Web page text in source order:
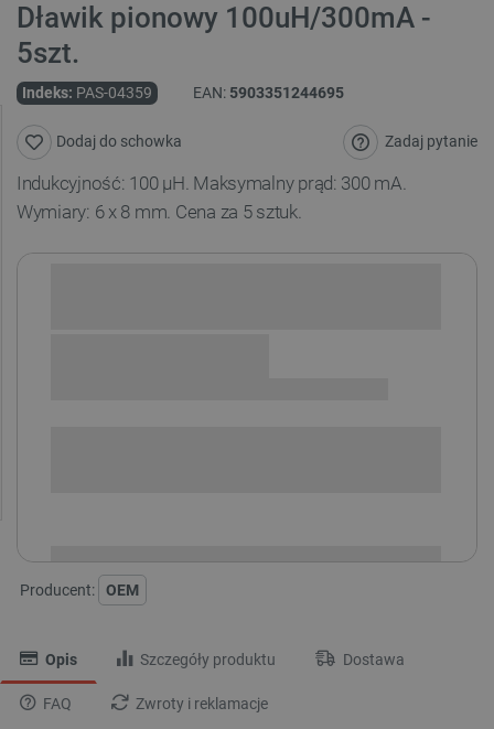
Dławik pionowy 100uH/300mA -
5szt.
Indeks: PAS-04359 EAN: 5903351244695
Zadaj pytanie
Dodaj do schowka
Indukcyjność: 100 μH. Maksymalny prąd: 300 mA.
Wymiary: 6 x 8 mm. Cena za 5 sztuk.
Producent: OEM
Opis Szczegóły produktu Dostawa
FAQ Zwroty i reklamacje